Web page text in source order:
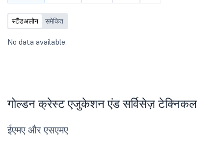
स्टैंडअलोन समेकित
No data available.
गोल्डन क्रेस्ट एजुकेशन एंड सर्विसेज़ टेक्निकल
ईएमए और एसएमए